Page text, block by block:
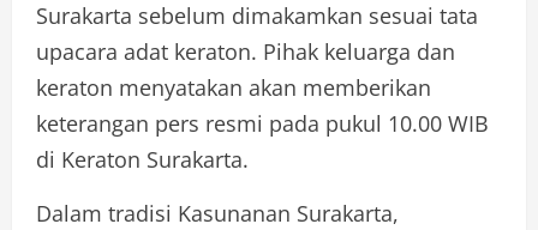
Surakarta sebelum dimakamkan sesuai tata
upacara adat keraton. Pihak keluarga dan
keraton menyatakan akan memberikan
keterangan pers resmi pada pukul 10.00 WIB
di Keraton Surakarta.
Dalam tradisi Kasunanan Surakarta,